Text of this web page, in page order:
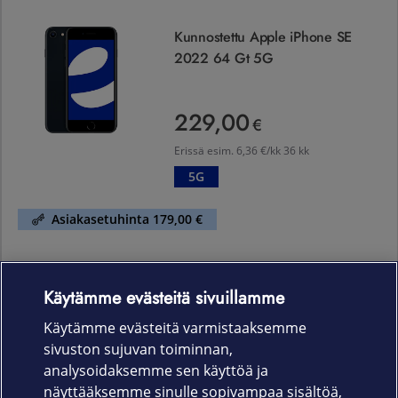
Kunnostettu Apple iPhone SE
2022 64 Gt 5G
229,00 €
229,00€
Erissä esim. 6,36 €/kk 36 kk
5G
Asiakasetuhinta 179,00 €
Laitteet & liittymät
Palvelut
Käytämme evästeitä sivuillamme
Käytämme evästeitä varmistaaksemme
sivuston sujuvan toiminnan,
analysoidaksemme sen käyttöä ja
näyttääksemme sinulle sopivampaa sisältöä,